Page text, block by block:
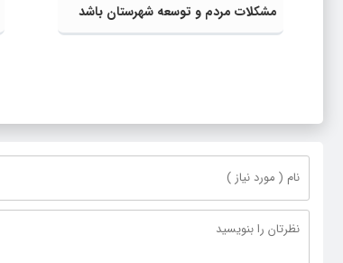
مشکلات مردم و توسعه شهرستان باشد